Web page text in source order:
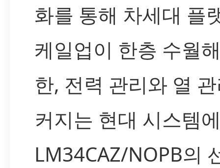
화를 통해 차세대 플
케일업이 한층 수월
한, 전력 관리와 열
커지는 현대 시스템
LM34CAZ/NOPB의